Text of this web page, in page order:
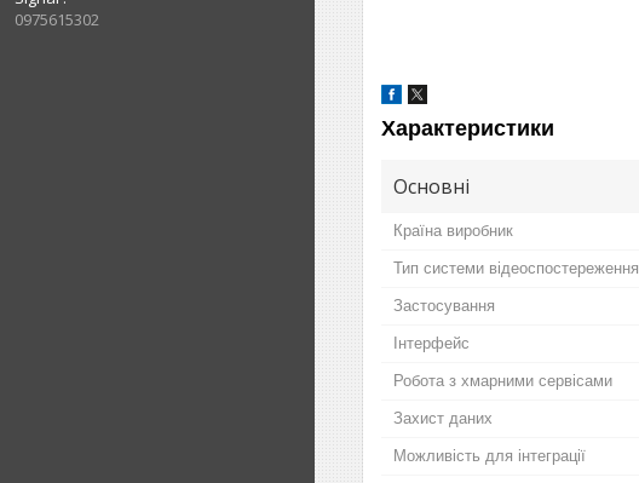
0975615302
Характеристики
Основні
Країна виробник
Тип системи відеоспостереження
Застосування
Інтерфейс
Робота з хмарними сервісами
Захист даних
Можливість для інтеграції